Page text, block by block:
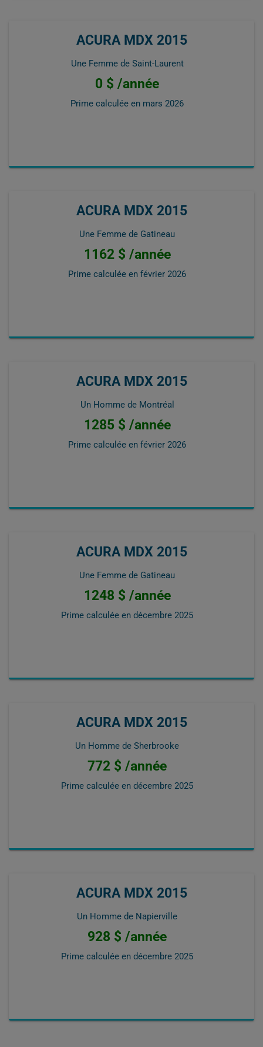
ACURA MDX 2015
Une Femme de Saint-Laurent
0 $ /année
Prime calculée en mars 2026
ACURA MDX 2015
Une Femme de Gatineau
1162 $ /année
Prime calculée en février 2026
ACURA MDX 2015
Un Homme de Montréal
1285 $ /année
Prime calculée en février 2026
ACURA MDX 2015
Une Femme de Gatineau
1248 $ /année
Prime calculée en décembre 2025
ACURA MDX 2015
Un Homme de Sherbrooke
772 $ /année
Prime calculée en décembre 2025
ACURA MDX 2015
Un Homme de Napierville
928 $ /année
Prime calculée en décembre 2025